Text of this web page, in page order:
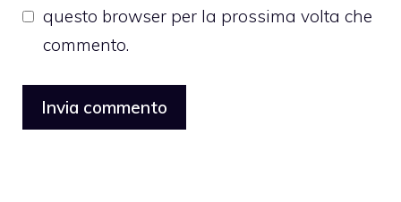
questo browser per la prossima volta che
commento.